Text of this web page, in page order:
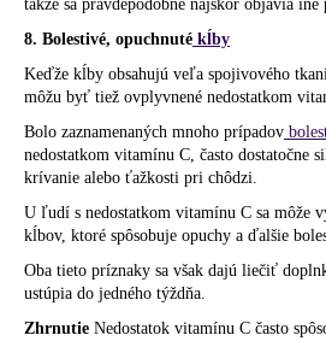
takže sa pravdepodobne najskôr objavia
8. Bolestivé, opuchnuté kĺby
Keďže kĺby obsahujú veľa spojivového
môžu byť tiež ovplyvnené nedostatkom
Bolo zaznamenaných mnoho prípadov
nedostatkom vitamínu C, často dostatočne
krívanie alebo ťažkosti pri chôdzi.
U ľudí s nedostatkom vitamínu C sa môže
kĺbov, ktoré spôsobuje opuchy a ďalšie
Oba tieto príznaky sa však dajú liečiť
ustúpia do jedného týždňa.
Zhrnutie Nedostatok vitamínu C často